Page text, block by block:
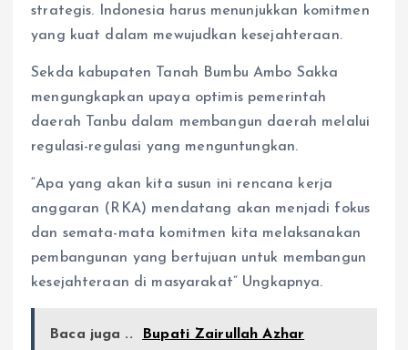
strategis. Indonesia harus menunjukkan komitmen
yang kuat dalam mewujudkan kesejahteraan.
Sekda kabupaten Tanah Bumbu Ambo Sakka
mengungkapkan upaya optimis pemerintah
daerah Tanbu dalam membangun daerah melalui
regulasi-regulasi yang menguntungkan.
“Apa yang akan kita susun ini rencana kerja
anggaran (RKA) mendatang akan menjadi fokus
dan semata-mata komitmen kita melaksanakan
pembangunan yang bertujuan untuk membangun
kesejahteraan di masyarakat” Ungkapnya.
Baca juga ..
Bupati Zairullah Azhar